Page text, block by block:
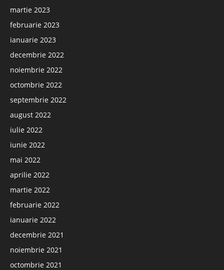
martie 2023
februarie 2023
ianuarie 2023
decembrie 2022
noiembrie 2022
octombrie 2022
septembrie 2022
august 2022
iulie 2022
iunie 2022
mai 2022
aprilie 2022
martie 2022
februarie 2022
ianuarie 2022
decembrie 2021
noiembrie 2021
octombrie 2021